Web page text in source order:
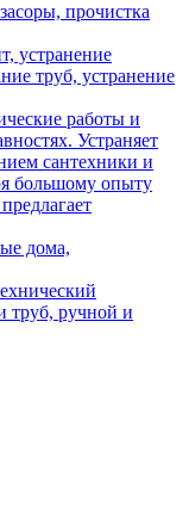
прочистка
устранение
труб, устранение
работы и
Устраняет
сантехники и
большому опыту
дома,
труб, ручной и